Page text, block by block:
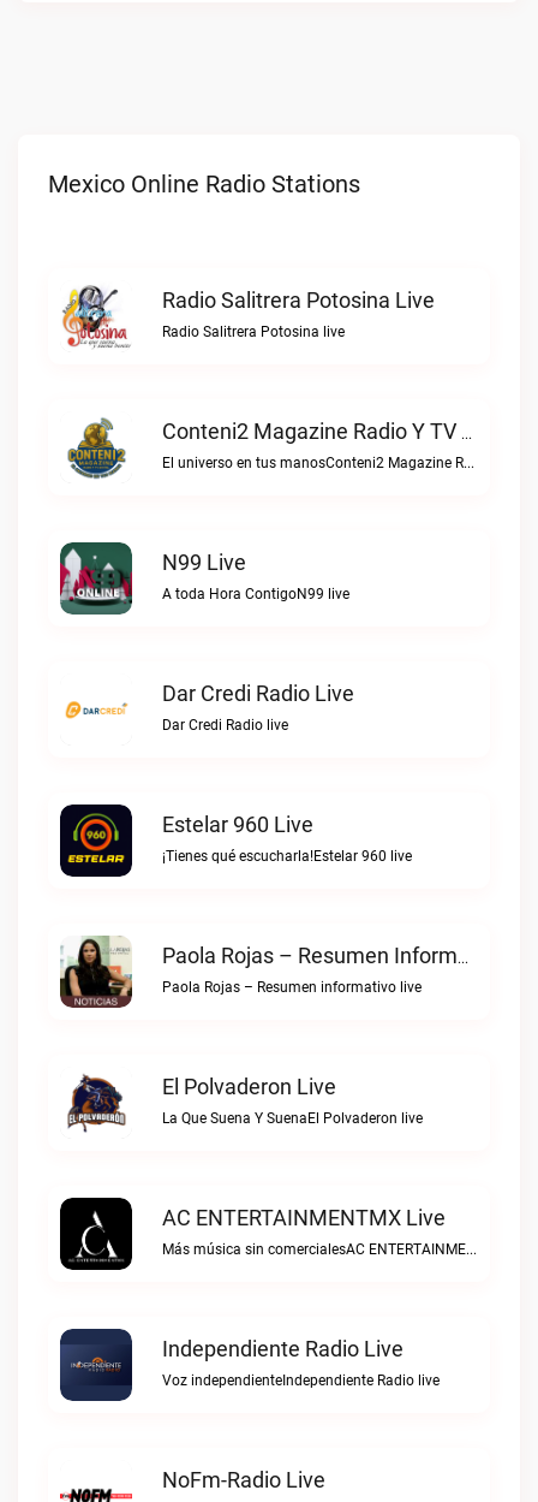
Mexico Online Radio Stations
Radio Salitrera Potosina Live
Radio Salitrera Potosina live
Conteni2 Magazine Radio Y TV Digital Live
El universo en tus manosConteni2 Magazine Radio y TV Digital live
N99 Live
A toda Hora ContigoN99 live
Dar Credi Radio Live
Dar Credi Radio live
Estelar 960 Live
¡Tienes qué escucharla!Estelar 960 live
Paola Rojas – Resumen Informativo Live
Paola Rojas – Resumen informativo live
El Polvaderon Live
La Que Suena Y SuenaEl Polvaderon live
AC ENTERTAINMENTMX Live
Más música sin comercialesAC ENTERTAINMENTMX live
Independiente Radio Live
Voz independienteIndependiente Radio live
NoFm-Radio Live